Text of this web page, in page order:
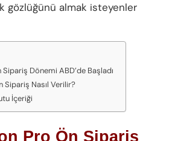
gözlüğünü almak isteyenler
Dönemi ABD’de Başladı
Nasıl Verilir?
İçeriği
Pro Ön Sipariş